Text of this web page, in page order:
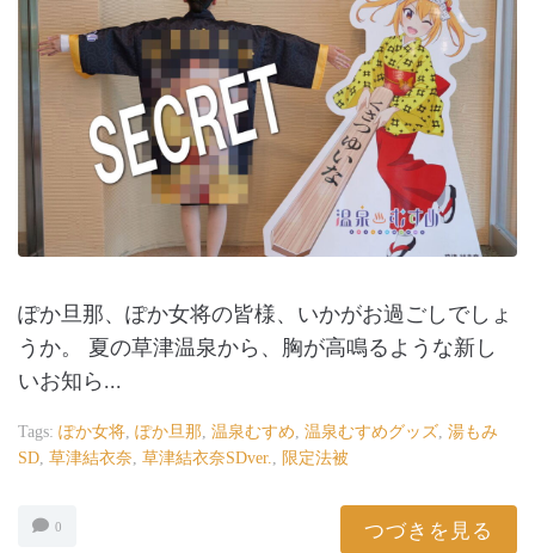
ぽか旦那、ぽか女将の皆様、いかがお過ごしでしょ
うか。 夏の草津温泉から、胸が高鳴るような新し
いお知ら...
Tags: ぽか女将, ぽか旦那, 温泉むすめ, 温泉むすめグッズ, 湯もみ
SD, 草津結衣奈, 草津結衣奈SDver., 限定法被
0 つづきを見る